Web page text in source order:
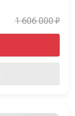
1 606 000 ₽